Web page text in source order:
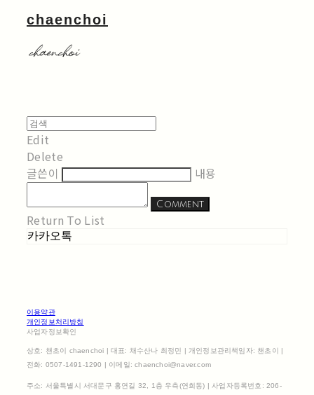
chaenchoi
Edit
Delete
글쓴이
내용
Comment
Return To List
카카오톡
이용약관
개인정보처리방침
사업자정보확인
상호: 챈초이 chaenchoi | 대표: 채수산나 최정민 | 개인정보관리책임자: 챈초이 |
전화: 0507-1491-1290 | 이메일: chaenchoi@naver.com
주소: 서울특별시 서대문구 홍연길 32, 1층 우측(연희동) | 사업자등록번호: 206-